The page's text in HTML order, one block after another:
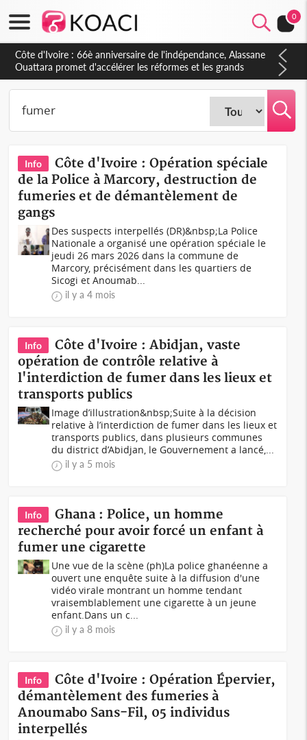
0
Côte d'Ivoire : 66è anniversaire de l'indépendance, Alassane
Ouattara promet d'accélérer les réformes et les grands
investissements pour une nation plus forte et plus prospère
Info
Côte d'Ivoire : Opération spéciale
de la Police à Marcory, destruction de
fumeries et de démantèlement de
gangs
Des suspects interpellés (DR)&nbsp;La Police
Nationale a organisé une opération spéciale le
jeudi 26 mars 2026 dans la commune de
Marcory, précisément dans les quartiers de
Sicogi et Anoumab...
il y a 4 mois
Info
Côte d'Ivoire : Abidjan, vaste
opération de contrôle relative à
l'interdiction de fumer dans les lieux et
transports publics
Image d’illustration&nbsp;Suite à la décision
relative à l’interdiction de fumer dans les lieux et
transports publics, dans plusieurs communes
du district d’Abidjan, le Gouvernement a lancé,...
il y a 5 mois
Info
Ghana : Police, un homme
recherché pour avoir forcé un enfant à
fumer une cigarette
Une vue de la scène (ph)La police ghanéenne a
ouvert une enquête suite à la diffusion d'une
vidéo virale montrant un homme tendant
vraisemblablement une cigarette à un jeune
enfant.Dans un c...
il y a 8 mois
Info
Côte d'Ivoire : Opération Épervier,
démantèlement des fumeries à
Anoumabo Sans-Fil, 05 individus
interpellés